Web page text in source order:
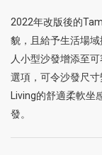
2022年改版後的
貌，且給予生活場
人小型沙發增添至
選項，可令沙發尺
Living的舒適柔軟坐
發。